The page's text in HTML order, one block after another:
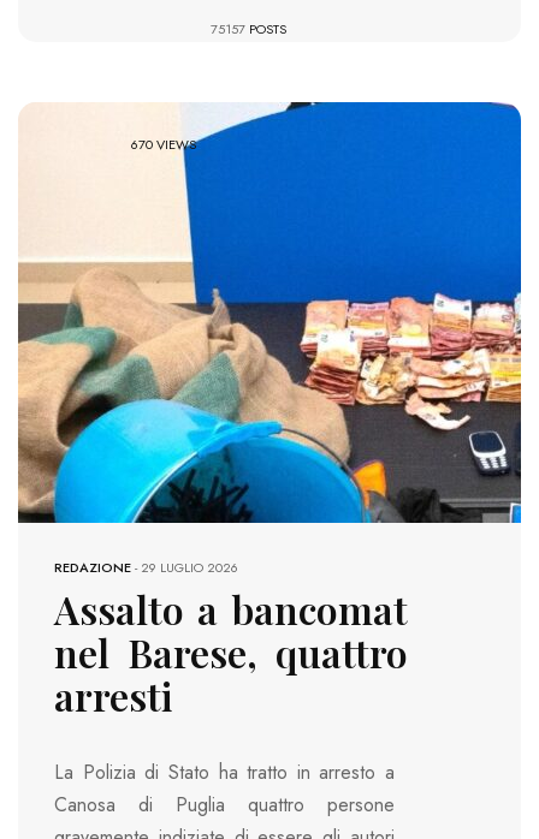
75157 POSTS
670 VIEWS
REDAZIONE-29 LUGLIO 2026
Assalto a bancomat
nel Barese, quattro
arresti
La Polizia di Stato ha tratto in arresto a
Canosa di Puglia quattro persone